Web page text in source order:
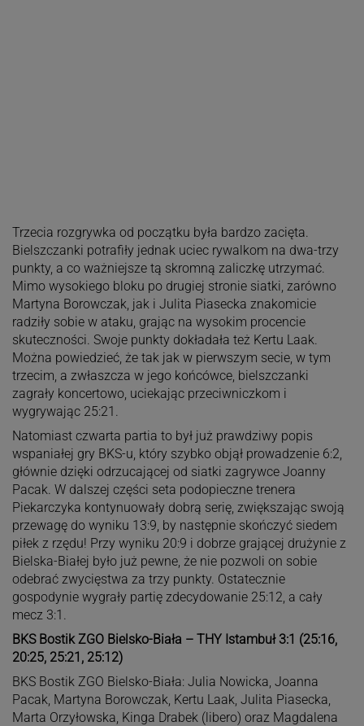
Trzecia rozgrywka od początku była bardzo zacięta.
Bielszczanki potrafiły jednak uciec rywalkom na dwa-trzy
punkty, a co ważniejsze tą skromną zaliczkę utrzymać.
Mimo wysokiego bloku po drugiej stronie siatki, zarówno
Martyna Borowczak, jak i Julita Piasecka znakomicie
radziły sobie w ataku, grając na wysokim procencie
skuteczności. Swoje punkty dokładała też Kertu Laak.
Można powiedzieć, że tak jak w pierwszym secie, w tym
trzecim, a zwłaszcza w jego końcówce, bielszczanki
zagrały koncertowo, uciekając przeciwniczkom i
wygrywając 25:21.
Natomiast czwarta partia to był już prawdziwy popis
wspaniałej gry BKS-u, który szybko objął prowadzenie 6:2,
głównie dzięki odrzucającej od siatki zagrywce Joanny
Pacak. W dalszej części seta podopieczne trenera
Piekarczyka kontynuowały dobrą serię, zwiększając swoją
przewagę do wyniku 13:9, by następnie skończyć siedem
piłek z rzędu! Przy wyniku 20:9 i dobrze grającej drużynie z
Bielska-Białej było już pewne, że nie pozwoli on sobie
odebrać zwycięstwa za trzy punkty. Ostatecznie
gospodynie wygrały partię zdecydowanie 25:12, a cały
mecz 3:1.
BKS Bostik ZGO Bielsko-Biała – THY Istambuł 3:1 (25:16,
20:25, 25:21, 25:12)
BKS Bostik ZGO Bielsko-Biała: Julia Nowicka, Joanna
Pacak, Martyna Borowczak, Kertu Laak, Julita Piasecka,
Marta Orzyłowska, Kinga Drabek (libero) oraz Magdalena